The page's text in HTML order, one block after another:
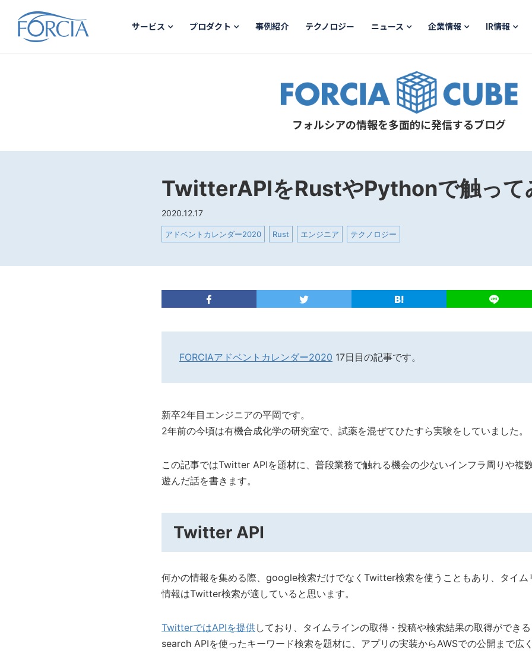
サービス プロダクト 事例紹介 テクノロジー ニュース 企業情報 IR情報
フォルシアの情報を多面的に発信するブログ
TwitterAPIをRustやPythonで触って
2020.12.17
アドベントカレンダー2020 Rust エンジニア テクノロジー
FORCIAアドベントカレンダー2020 17日目の記事です。
新卒2年目エンジニアの平岡です。
2年前の今頃は有機合成化学の研究室で、試薬を混ぜてひたすら実験をしていました。
この記事ではTwitter APIを題材に、普段業務で触れる機会の少ないインフラ周りや複
遊んだ話を書きます。
Twitter API
何かの情報を集める際、google検索だけでなくTwitter検索を使うこともあり、タイム
情報はTwitter検索が適していると思います。
TwitterではAPIを提供しており、タイムラインの取得・投稿や検索結果の取得ができる
search APIを使ったキーワード検索を題材に、アプリの実装からAWSでの公開まで広